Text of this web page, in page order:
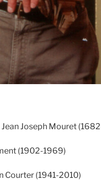
Jean Joseph Mouret
(1902-1969)
Courter (1941-2010)